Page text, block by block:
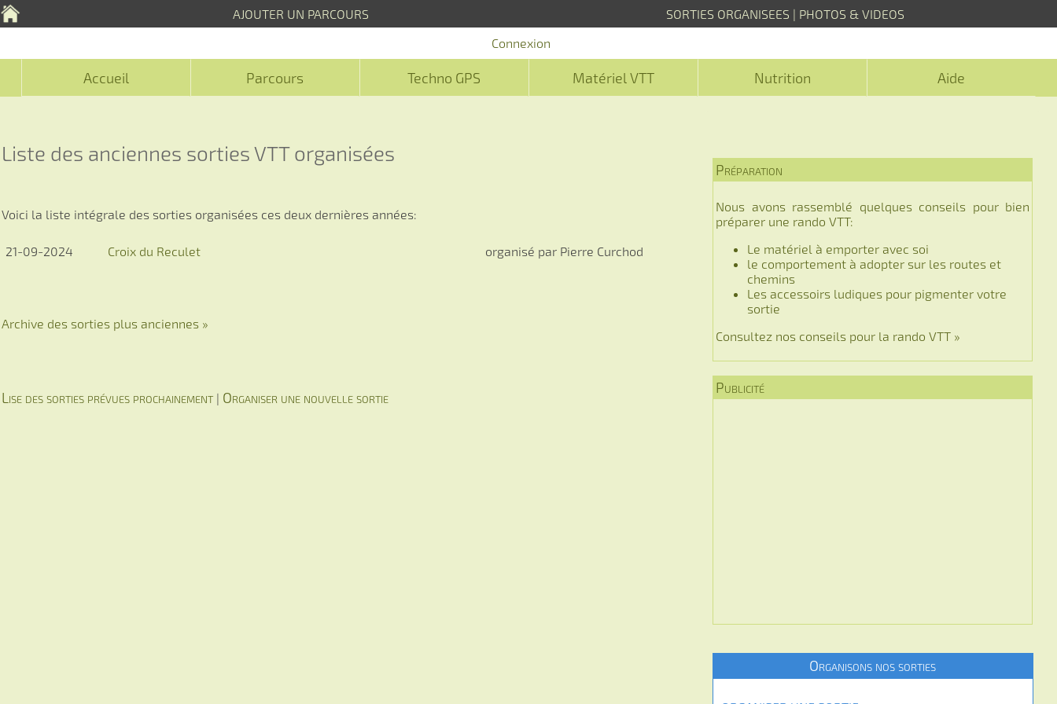
AJOUTER UN PARCOURS SORTIES ORGANISEES | PHOTOS & VIDEOS
Connexion
Accueil Parcours Techno GPS Matériel VTT Nutrition Aide
Liste des anciennes sorties VTT organisées
Voici la liste intégrale des sorties organisées ces deux dernières années:
21-09-2024 Croix du Reculet organisé par Pierre Curchod
Archive des sorties plus anciennes »
Lise des sorties prévues prochainement | Organiser une nouvelle sortie
Préparation
Nous avons rassemblé quelques conseils pour bien
préparer une rando VTT:
Le matériel à emporter avec soi
le comportement à adopter sur les routes et
chemins
Les accessoirs ludiques pour pigmenter votre
sortie
Consultez nos conseils pour la rando VTT »
Publicité
Organisons nos sorties